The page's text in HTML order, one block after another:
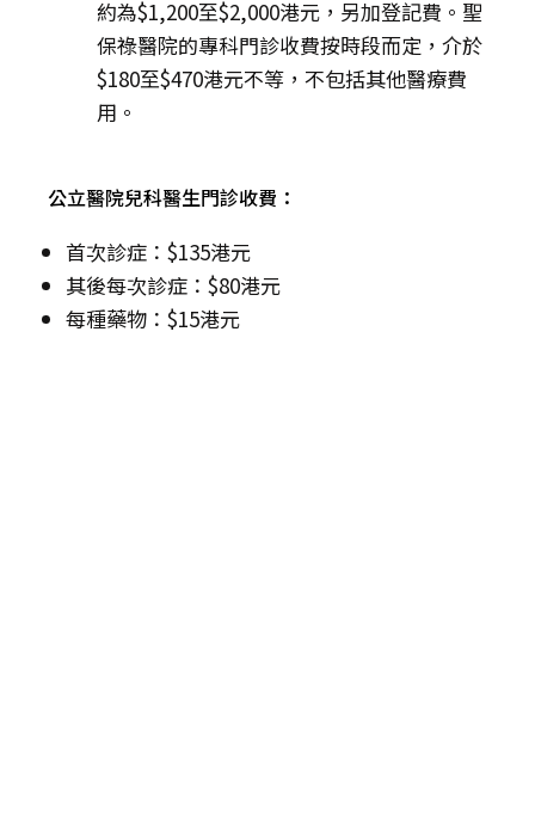
約為$1,200至$2,000港元，另加登記費。聖
保祿醫院的專科門診收費按時段而定，介於
$180至$470港元不等，不包括其他醫療費
用。
公立醫院兒科醫生門診收費：
首次診症：$135港元
其後每次診症：$80港元
每種藥物：$15港元